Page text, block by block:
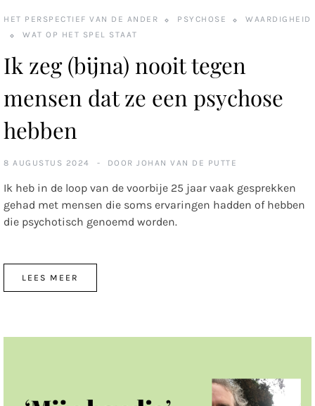
HET PERSPECTIEF VAN DE ANDER PSYCHOSE
WAARDIGHEID
WAT OP HET SPEL STAAT
Ik zeg (bijna) nooit tegen
mensen dat ze een psychose
hebben
8 AUGUSTUS 2024 DOOR JOHAN VAN DE PUTTE
Ik heb in de loop van de voorbije 25 jaar vaak gesprekken
gehad met mensen die soms ervaringen hadden of hebben
die psychotisch genoemd worden.
LEES MEER